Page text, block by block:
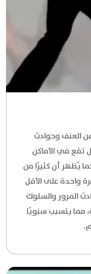
العنف وحوادث
القتل تقع في الأماكن
حوادث الطرق 22%. كما يُظهر أن كثيرًا من
واحدة على الأقل
المرور والسلوك
مما يتسبب سنويًا